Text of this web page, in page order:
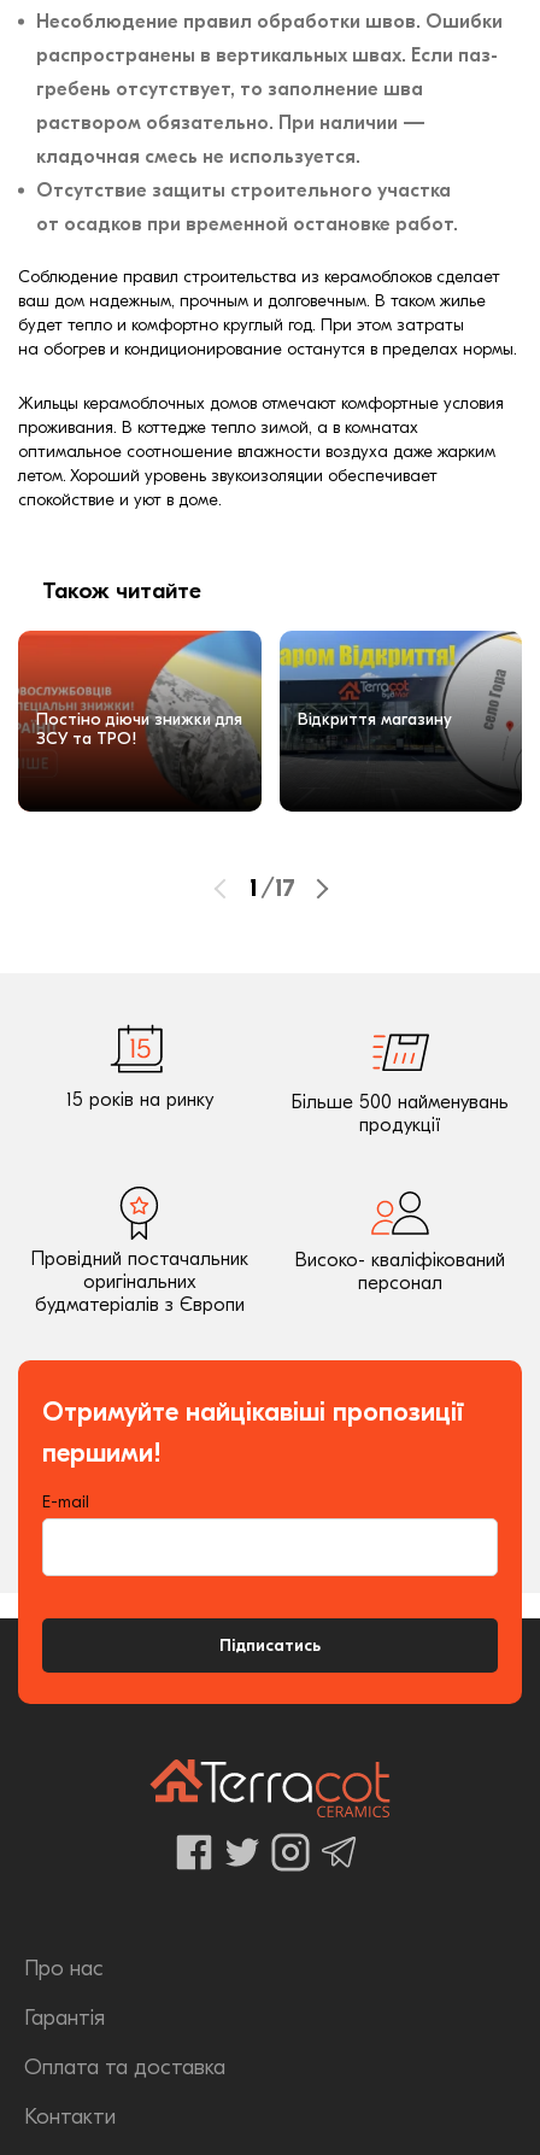
Несоблюдение правил обработки швов. Ошибки
распространены в вертикальных швах. Если паз-
гребень отсутствует, то заполнение шва
раствором обязательно. При наличии —
кладочная смесь не используется.
Отсутствие защиты строительного участка
от осадков при временной остановке работ.
Соблюдение правил строительства из керамоблоков сделает
ваш дом надежным, прочным и долговечным. В таком жилье
будет тепло и комфортно круглый год. При этом затраты
на обогрев и кондиционирование останутся в пределах нормы.
Жильцы керамоблочных домов отмечают комфортные условия
проживания. В коттедже тепло зимой, а в комнатах
оптимальное соотношение влажности воздуха даже жарким
летом. Хороший уровень звукоизоляции обеспечивает
спокойствие и уют в доме.
Також читайте
Постіно діючи знижки для
ЗСУ та ТРО!
Відкриття магазину
1 /17
15 років на ринку
Більше 500 найменувань
продукції
Провідний постачальник
оригінальних
будматеріалів з Європи
Високо- кваліфікований
персонал
Отримуйте найцікавіші пропозиції
першими!
E-mail
Підписатись
Про нас
Гарантія
Оплата та доставка
Контакти